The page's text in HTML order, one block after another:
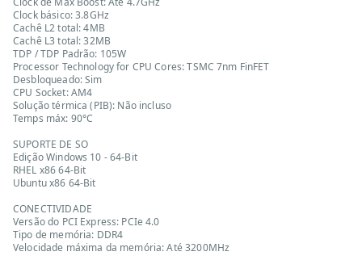
Clock básico: 3.8GHz
Cachê L2 total: 4MB
Cachê L3 total: 32MB
TDP / TDP Padrão: 105W
Processor Technology for CPU Cores: TSMC 7nm FinFET
Desbloqueado: Sim
CPU Socket: AM4
Solução térmica (PIB): Não incluso
Temps máx: 90°C
SUPORTE DE SO
Edição Windows 10 - 64-Bit
RHEL x86 64-Bit
Ubuntu x86 64-Bit
CONECTIVIDADE
Versão do PCI Express: PCIe 4.0
Tipo de memória: DDR4
Velocidade máxima da memória: Até 3200MHz